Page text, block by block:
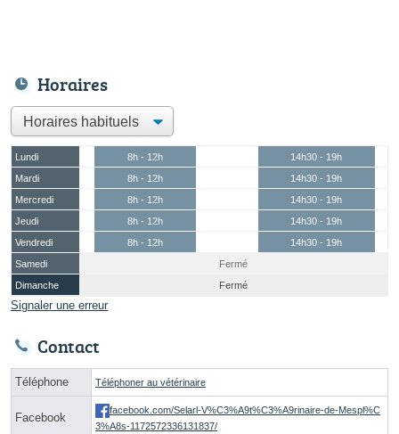
Horaires
Lundi 8h - 12h
14h30 - 19h
Mardi
8h - 12h
14h30 - 19h
Mercredi
8h - 12h
14h30 - 19h
Jeudi
8h - 12h
14h30 - 19h
Vendredi
8h - 12h
14h30 - 19h
Samedi
Fermé
Dimanche
Fermé
Signaler une erreur
Contact
Téléphone Téléphoner au vétérinaire
Facebook
facebook.com/Selarl-V%C3%A9t%C3%A9rinaire-de-Mespl%C
3%A8s-1172572336131837/